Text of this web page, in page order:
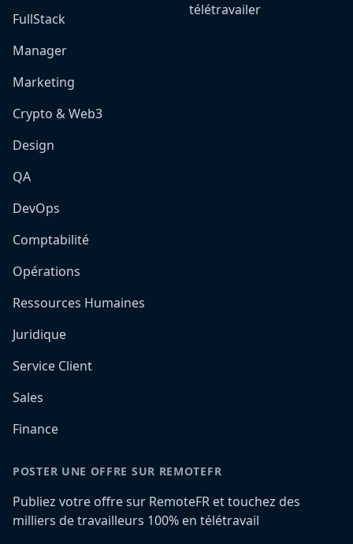
FullStack
Manager
Marketing
Crypto & Web3
Design
QA
DevOps
Comptabilité
Opérations
Ressources Humaines
Juridique
Service Client
Sales
Finance
télétravailer
POSTER UNE OFFRE SUR REMOTEFR
Publiez votre offre sur RemoteFR et touchez des
milliers de travailleurs 100% en télétravail